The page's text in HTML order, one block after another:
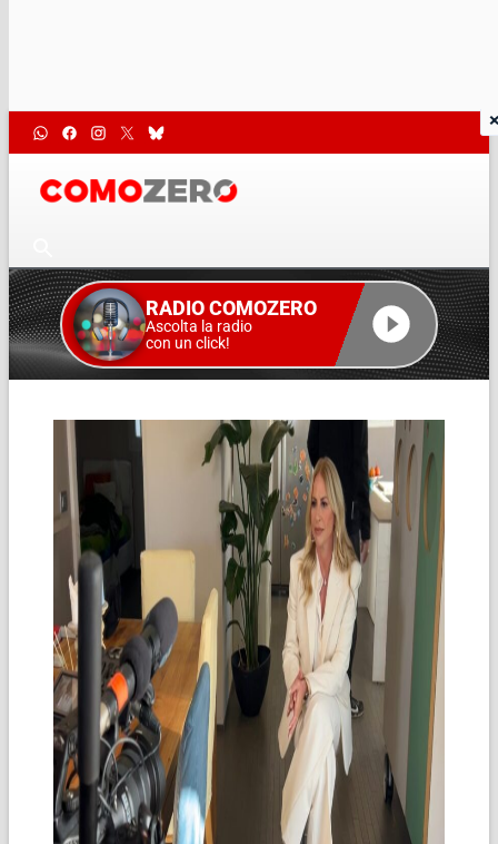
RADIO COMOZERO
Ascolta la radio
con un click!